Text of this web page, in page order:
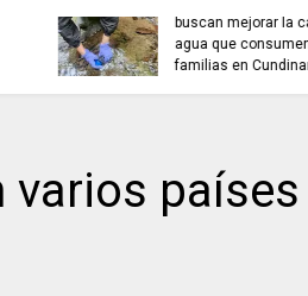
jueves 6 de agosto
varios países